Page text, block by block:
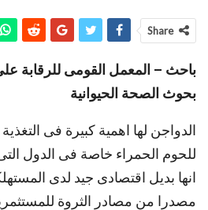
Share
باحث – المعمل القومى للرقابة
بحوث الصحة الحيوانية
الدواجن لها اهمية كبيرة فى التغذية
للحوم الحمراء خاصة فى الدول
انها بديل اقتصادى جيد لدى
مصدرا من مصادر الثروة